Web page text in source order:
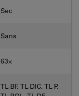
Sec
Sans
63⨉
TL-BF, TL-DIC, TL-P,